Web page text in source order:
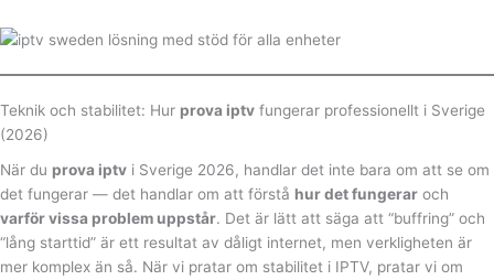
Teknik och stabilitet: Hur prova iptv fungerar professionellt i Sverige
(2026)
När du prova iptv i Sverige 2026, handlar det inte bara om att se om
det fungerar — det handlar om att förstå hur det fungerar och
varför vissa problem uppstår. Det är lätt att säga att “buffring” och
“lång starttid” är ett resultat av dåligt internet, men verkligheten är
mer komplex än så. När vi pratar om stabilitet i IPTV, pratar vi om